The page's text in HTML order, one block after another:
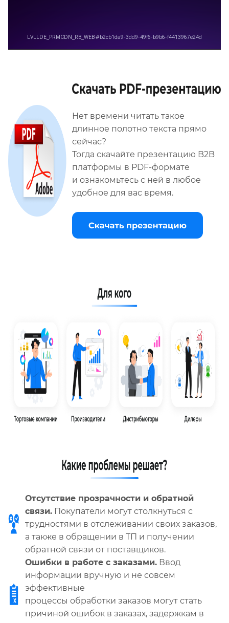
Нет времени читать такое
длинное полотно текста прямо
сейчас?
Тогда скачайте презентацию B2B
платформы в PDF-формате
и ознакомьтесь с ней в любое
удобное для вас время.
Отсутствие прозрачности и обратной
связи. Покупатели могут столкнуться с
трудностями в отслеживании своих заказов,
а также в обращении в ТП и получении
обратной связи от поставщиков.
Ошибки в работе с заказами. Ввод
информации вручную и не совсем
эффективные
процессы обработки заказов могут стать
причиной ошибок в заказах, задержкам в